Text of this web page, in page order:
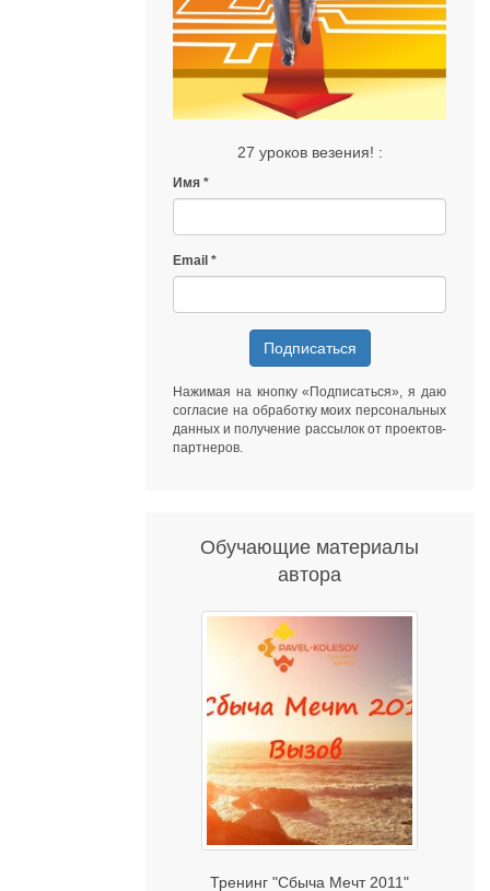
27 уроков везения! :
Имя
Email
Подписаться
Нажимая на кнопку «Подписаться», я даю
согласие на обработку моих персональных
данных и получение рассылок от проектов-
партнеров.
Обучающие материалы
автора
Тренинг "Сбыча Мечт 2011"